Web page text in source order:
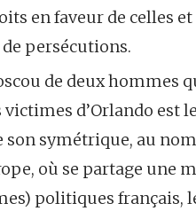
en faveur de celles
persécutions.
de deux hommes
d’Orlando est
symétrique, au
où se partage une
politiques français,